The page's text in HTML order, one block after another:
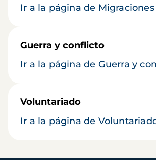
Ir a la página de Migraciones
Guerra y conflicto
Ir a la página de Guerra y
Voluntariado
Ir a la página de